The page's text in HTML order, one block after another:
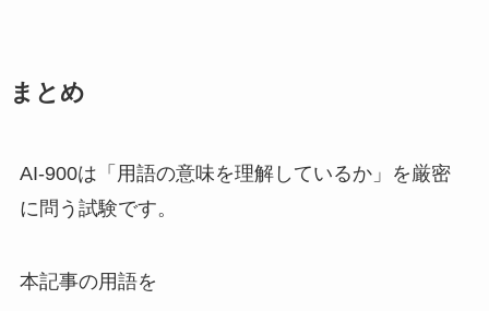
まとめ
AI-900は「用語の意味を理解しているか」を厳密
に問う試験です。
本記事の用語を